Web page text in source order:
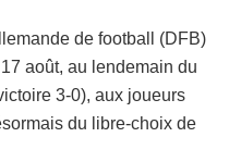
de football (DFB)
août, au lendemain du
3-0), aux joueurs
du libre-choix de